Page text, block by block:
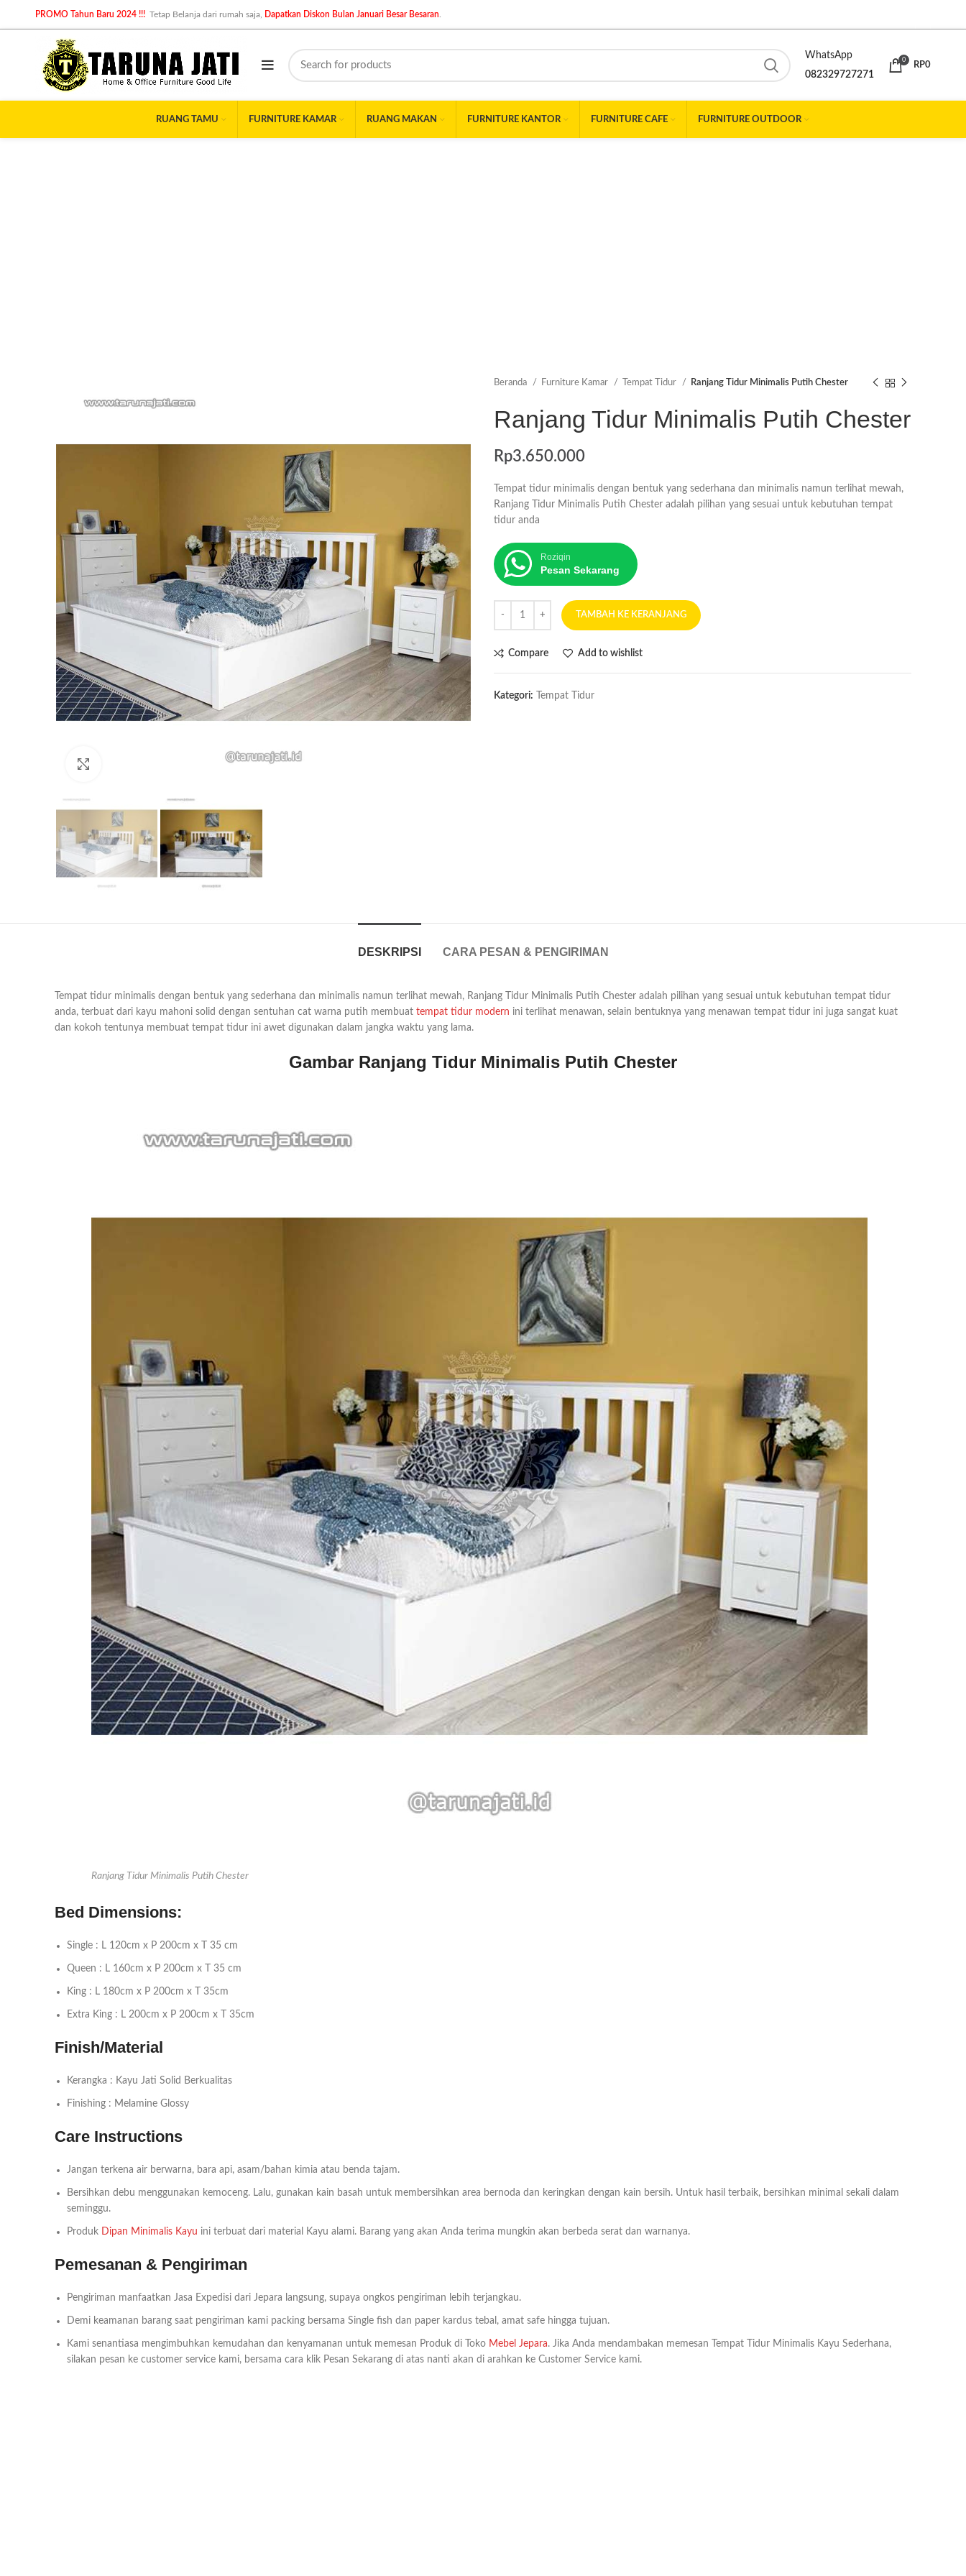
PROMO Tahun Baru 2024 !!! Tetap Belanja dari rumah saja, Dapatkan Diskon Bulan Januari Besar Besaran
WhatsApp
082329727271
0
RP0
RUANG TAMU FURNITURE KAMAR RUANG MAKAN FURNITURE KANTOR FURNITURE CAFE FURNITURE OUTDOOR
Beranda Furniture Kamar Tempat Tidur Ranjang Tidur Minimalis Putih Chester
Ranjang Tidur Minimalis Putih Chester
Rp3.650.000
Tempat tidur minimalis dengan bentuk yang sederhana dan minimalis namun terlihat mewah,
Ranjang Tidur Minimalis Putih Chester adalah pilihan yang sesuai untuk kebutuhan tempat
tidur anda
Roziqin
Pesan Sekarang
TAMBAH KE KERANJANG
Compare Add to wishlist
Kategori: Tempat Tidur
DESKRIPSI CARA PESAN & PENGIRIMAN
Tempat tidur minimalis dengan bentuk yang sederhana dan minimalis namun terlihat mewah, Ranjang Tidur Minimalis Putih Chester adalah pilihan yang sesuai untuk kebutuhan tempat tidur
anda, terbuat dari kayu mahoni solid dengan sentuhan cat warna putih membuat tempat tidur modern ini terlihat menawan, selain bentuknya yang menawan tempat tidur ini juga sangat kuat
dan kokoh tentunya membuat tempat tidur ini awet digunakan dalam jangka waktu yang lama.
Gambar Ranjang Tidur Minimalis Putih Chester
Ranjang Tidur Minimalis Putih Chester
Bed Dimensions:
Single : L 120cm x P 200cm x T 35 cm
Queen : L 160cm x P 200cm x T 35 cm
King : L 180cm x P 200cm x T 35cm
Extra King : L 200cm x P 200cm x T 35cm
Finish/Material
Kerangka : Kayu Jati Solid Berkualitas
Finishing : Melamine Glossy
Care Instructions
Jangan terkena air berwarna, bara api, asam/bahan kimia atau benda tajam.
Bersihkan debu menggunakan kemoceng. Lalu, gunakan kain basah untuk membersihkan area bernoda dan keringkan dengan kain bersih. Untuk hasil terbaik, bersihkan minimal sekali dalam
seminggu.
Produk Dipan Minimalis Kayu ini terbuat dari material Kayu alami. Barang yang akan Anda terima mungkin akan berbeda serat dan warnanya.
Pemesanan & Pengiriman
Pengiriman manfaatkan Jasa Expedisi dari Jepara langsung, supaya ongkos pengiriman lebih terjangkau.
Demi keamanan barang saat pengiriman kami packing bersama Single fish dan paper kardus tebal, amat safe hingga tujuan.
Kami senantiasa mengimbuhkan kemudahan dan kenyamanan untuk memesan Produk di Toko Mebel Jepara. Jika Anda mendambakan memesan Tempat Tidur Minimalis Kayu Sederhana,
silakan pesan ke customer service kami, bersama cara klik Pesan Sekarang di atas nanti akan di arahkan ke Customer Service kami.